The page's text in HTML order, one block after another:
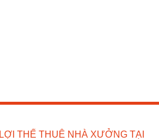
LỢI THẾ THUÊ NHÀ XƯỞNG TẠI